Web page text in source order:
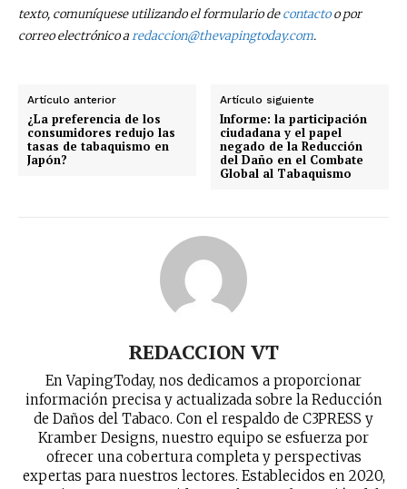
texto, comuníquese utilizando el formulario decontactoo por
correo electrónico aredaccion@thevapingtoday.com.
Artículo anterior
¿La preferencia de los
consumidores redujo las
tasas de tabaquismo en
Japón?
Artículo siguiente
Informe: la participación
ciudadana y el papel
negado de la Reducción
del Daño en el Combate
Global al Tabaquismo
REDACCION VT
En VapingToday, nos dedicamos a proporcionar
información precisa y actualizada sobre la Reducción
de Daños del Tabaco. Con el respaldo de C3PRESS y
Kramber Designs, nuestro equipo se esfuerza por
ofrecer una cobertura completa y perspectivas
expertas para nuestros lectores. Establecidos en 2020,